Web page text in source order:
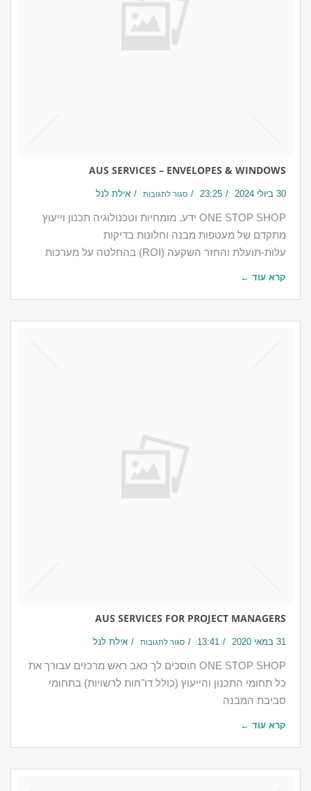
AUS SERVICES – ENVELOPES & WINDOWS
30 ביולי 2024 23:25 סגור לתגובות אילת לנל
ONE STOP SHOP ידע, מומחיות וטכנולוגיה תכנון וייעוץ
מתקדם של מעטפות מבנה וחלונות בדיקות
עלות-תועלת והחזר השקעה (ROI) בהחלטה על מערכות
קרא עוד ←
AUS SERVICES FOR PROJECT MANAGERS
31 במאי 2020 13:41 סגור לתגובות אילת לנל
ONE STOP SHOP חוסכים לך כאב ראש מרכזים עבורך את
כל תחומי התכנון והייעוץ (כולל דו"חות לרשויות) בתחומי
סביבת המבנה
קרא עוד ←